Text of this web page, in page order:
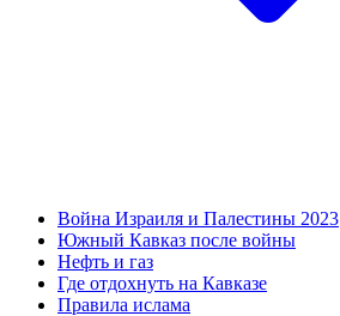
Война Израиля и Палестины 2023
Южный Кавказ после войны
Нефть и газ
Где отдохнуть на Кавказе
Правила ислама